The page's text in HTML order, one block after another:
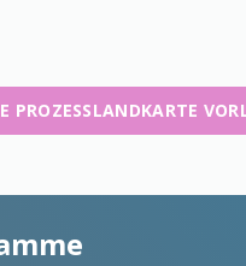
PROZESSLANDKARTE